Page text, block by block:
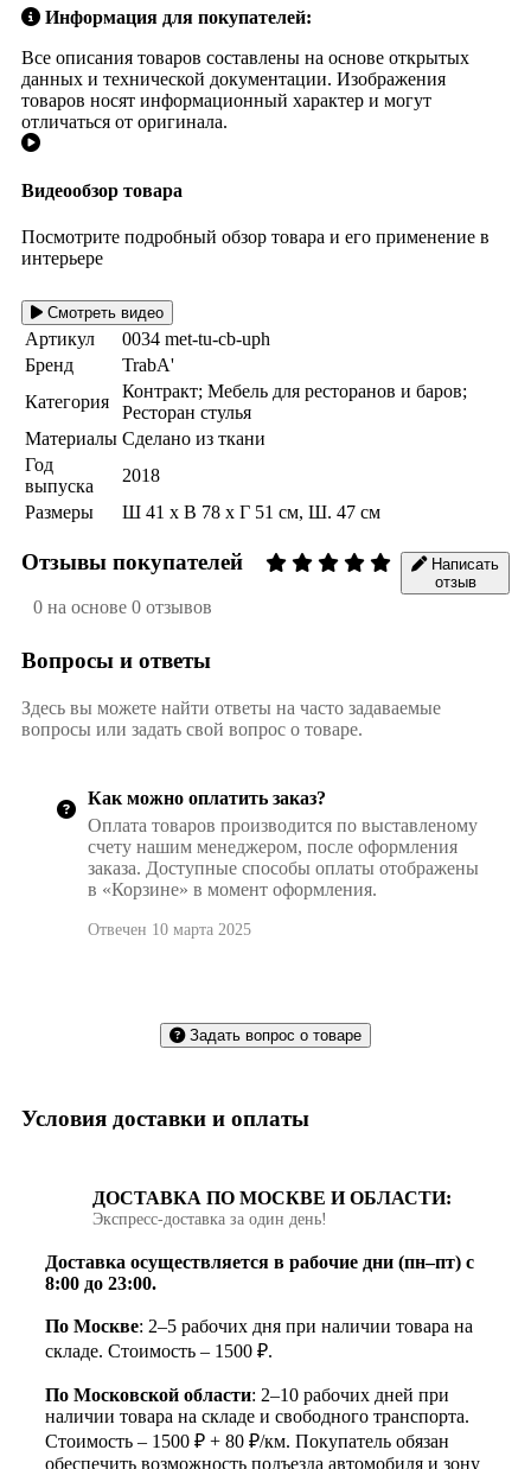
Информация для покупателей:
Все описания товаров составлены на основе открытых
данных и технической документации. Изображения
товаров носят информационный характер и могут
отличаться от оригинала.
Видеообзор товара
Посмотрите подробный обзор товара и его применение в
интерьере
Смотреть видео
Артикул
0034 met-tu-cb-uph
Бренд
TrabA'
Категория
Контракт; Мебель для ресторанов и баров;
Ресторан стулья
Материалы Сделано из ткани
Год
выпуска
2018
Размеры
Ш 41 х В 78 х Г 51 см, Ш. 47 см
Отзывы покупателей
0 на основе 0 отзывов
Написать
отзыв
Вопросы и ответы
Здесь вы можете найти ответы на часто задаваемые
вопросы или задать свой вопрос о товаре.
Как можно оплатить заказ?
Оплата товаров производится по выставленому
счету нашим менеджером, после оформления
заказа. Доступные способы оплаты отображены
в «Корзине» в момент оформления.
Отвечен 10 марта 2025
Задать вопрос о товаре
Условия доставки и оплаты
ДОСТАВКА ПО МОСКВЕ И ОБЛАСТИ:
Экспресс‑доставка за один день!
Доставка осуществляется в рабочие дни (пн–пт) с
8:00 до 23:00.
По Москве: 2–5 рабочих дня при наличии товара на
складе. Стоимость – 1500 ₽.
По Московской области: 2–10 рабочих дней при
наличии товара на складе и свободного транспорта.
Стоимость – 1500 ₽ + 80 ₽/км. Покупатель обязан
обеспечить возможность подъезда автомобиля и зону